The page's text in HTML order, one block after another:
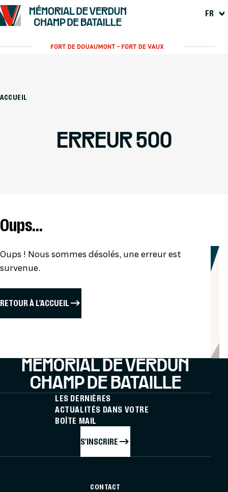
FR
ACCUEIL
ERREUR 500
Oups...
Oups ! Nous sommes désolés, une erreur est
survenue.
RETOUR À L'ACCUEIL
MÉMORIAL DE VERDUN
CHAMP DE BATAILLE
LES DERNIÈRES
ACTUALITÉS DANS VOTRE
BOÎTE MAIL
S'INSCRIRE
CONTACT